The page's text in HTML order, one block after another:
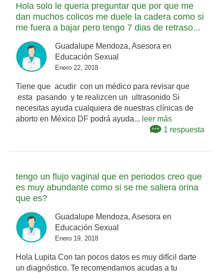
Hola solo le queria preguntar que por que me
dan muchos colicos me duele la cadera como si
me fuera a bajar pero tengo 7 dias de retraso...
Guadalupe Mendoza, Asesora en
Educación Sexual
Enero 22, 2018
Tiene que acudir con un médico para revisar que
esta pasando y te realizcen un ultrasonido Si
necesitas ayuda cualquiera de nuestras clínicas de
aborto en México DF podrá ayuda... leer más
1 respuesta
tengo un flujo vaginal que en periodos creo que
es muy abundante como si se me saliera orina
que es?
Guadalupe Mendoza, Asesora en
Educación Sexual
Enero 19, 2018
Hola Lupita Con tan pocos datos es muy difícil darte
un diagnóstico. Te recomendamos acudas a tu